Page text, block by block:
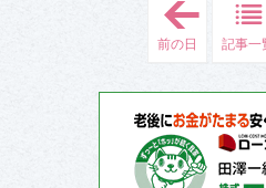
4
月
2
日
」
前の日 記事一